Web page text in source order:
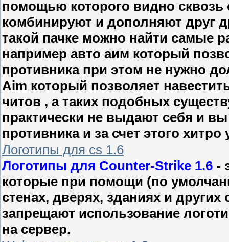
помощью которого видно сквозь
комбинируют и дополняют друг
такой пачке можно найти самые
например авто аим который
противника при этом не нужно
Aim который позволяет
читов , а таких подобных
практически не выдают себя и
противника и за счет этого хитро
Логотипы для cs 1.6
Логотипы для Counter-Strike 1.6 -
которые при помощи (по
стенах, дверях, зданиях и
запрещают использование
на сервер.